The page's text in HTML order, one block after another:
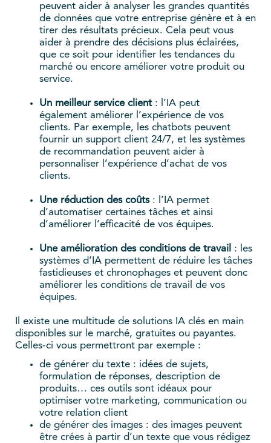
peuvent aider à analyser les grandes quantités
de données que votre entreprise génère et à en
tirer des résultats précieux. Cela peut vous
aider à prendre des décisions plus éclairées,
que ce soit pour identifier les tendances du
marché ou encore améliorer votre produit ou
service.
Un meilleur service client: l’IA peut
également améliorer l’expérience de vos
clients. Par exemple, les chatbots peuvent
fournir un support client 24/7, et les systèmes
de recommandation peuvent aider à
personnaliser l’expérience d’achat de vos
clients.
Une réduction des coûts: l’IA permet
d’automatiser certaines tâches et ainsi
d’améliorer l’efficacité de vos équipes.
Une amélioration des conditions de travail : les
systèmes d’IA permettent de réduire les tâches
fastidieuses et chronophages et peuvent donc
améliorer les conditions de travail de vos
équipes.
Il existe une multitude de solutions IA clés en main
disponibles sur le marché, gratuites ou payantes.
Celles-ci vous permettront par exemple :
de générer du texte : idées de sujets,
formulation de réponses, description de
produits… ces outils sont idéaux pour
optimiser votre marketing, communication ou
votre relation client
de générer des images : des images peuvent
être crées à partir d’un texte que vous rédigez